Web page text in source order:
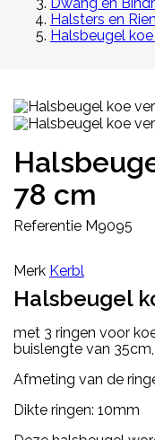
Halsters en
Halsbeugel
78 cm
Referentie M9095
Merk Kerbl
Halsbeugel
met 3 ringen voor
buislengte van
Afmeting van de
Dikte ringen: 10mm